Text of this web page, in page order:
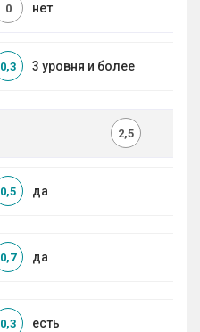
нет
0
3 уровня и более
0,3
2,5
да
0,5
да
0,7
есть
0,3